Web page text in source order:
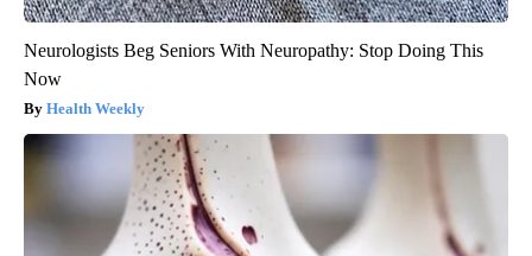
Neurologists Beg Seniors With Neuropathy: Stop Doing This
Now
Health Weekly